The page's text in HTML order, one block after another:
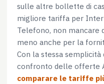
sulle altre bollette di
migliore tariffa per
Telefono, non mancare
meno anche per la
Con la stessa
confronto delle offerte
comparare le tariffe